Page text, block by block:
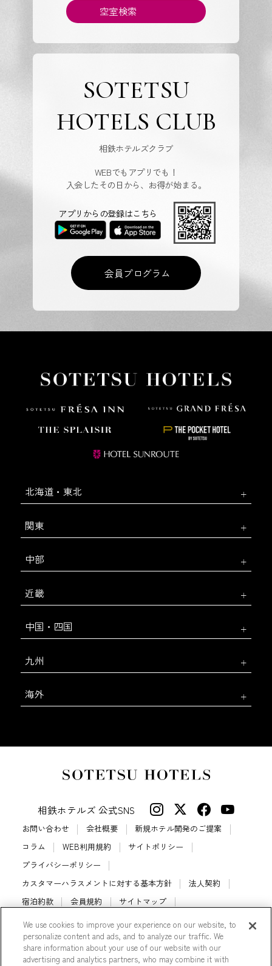
空室検索
SOTETSU
HOTELS CLUB
相鉄ホテルズクラブ
WEBでもアプリでも！
入会したその日から、お得が始まる。
会員プログラム
アプリからの登録はこちら
北海道・東北
関東
中部
近畿
中国・四国
九州
海外
相鉄ホテルズ 公式SNS
お問い合わせ 会社概要
新規ホテル開発のご提案
コラム
WEB利用規約
サイトポリシー
プライバシーポリシー
カスタマーハラスメントに対する基本方針
法人契約
宿泊約款
会員規約
サイトマップ
相鉄ホテルズ パートナーホテル加盟募集のご案内
採用情報
Cookie Settings
We use cookies to improve your experience on our website, to
personalize content and ads, and to analyze our traffic. We
share information about your use of our website with our
advertising and analytics partners, who may combine it with